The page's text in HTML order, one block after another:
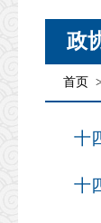
政
首页
十